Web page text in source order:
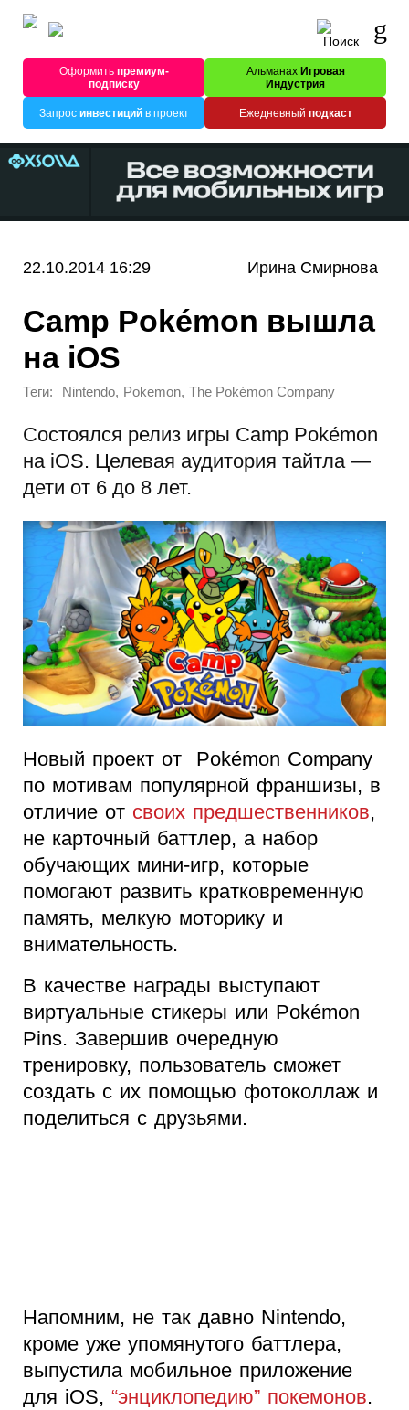
Оформитьпремиум-
подписку
Альманах Игровая
Индустрия
Запрос инвестицийв проект Ежедневный подкаст
22.10.2014 16:29 Ирина Смирнова
Camp Pokémon вышла
на iOS
Теги: Nintendo, Pokemon, The Pokémon Company
Состоялся релиз игры Camp Pokémon
на iOS. Целевая аудитория тайтла —
дети от 6 до 8 лет.
Новый проект от Pokémon Company
по мотивам популярной франшизы, в
отличие от своих предшественников,
не карточный баттлер, а набор
обучающих мини-игр, которые
помогают развить кратковременную
память, мелкую моторику и
внимательность.
В качестве награды выступают
виртуальные стикеры или Pokémon
Pins. Завершив очередную
тренировку, пользователь сможет
создать с их помощью фотоколлаж и
поделиться с друзьями.
Напомним, не так давно Nintendo,
кроме уже упомянутого баттлера,
выпустила мобильное приложение
для iOS, “энциклопедию” покемонов.